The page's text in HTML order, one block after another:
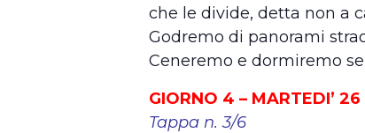
che le divide, detta non a
Godremo di panorami
Ceneremo e dormiremo
GIORNO 4 – MARTEDI’
Tappa n. 3/6